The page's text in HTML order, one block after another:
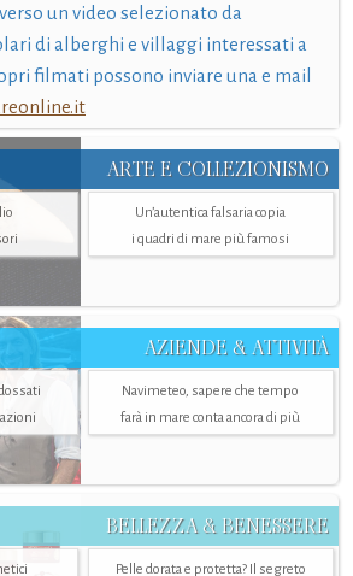
un video selezionato da
di alberghi e villaggi interessati a
filmati possono inviare una e mail
ARTE E COLLEZIONISMO
Un’autentica falsaria copia
i quadri di mare più famosi
AZIENDE & ATTIVITÀ
Navimeteo, sapere che tempo
farà in mare conta ancora di più
BELLEZZA & BENESSERE
Pelle dorata e protetta? Il segreto